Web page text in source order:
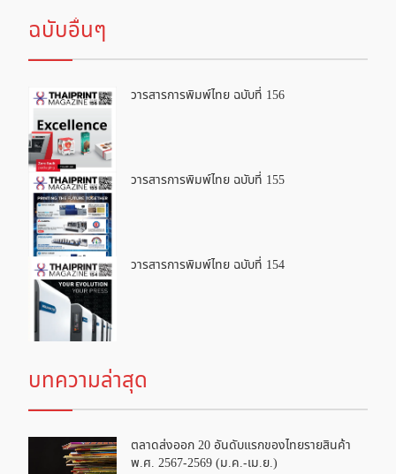
ฉบับอื่นๆ
วารสารการพิมพ์ไทย ฉบับที่ 156
วารสารการพิมพ์ไทย ฉบับที่ 155
วารสารการพิมพ์ไทย ฉบับที่ 154
บทความล่าสุด
ตลาดส่งออก 20 อันดับแรกของไทยรายสินค้า
พ.ศ. 2567-2569 (ม.ค.-เม.ย.)